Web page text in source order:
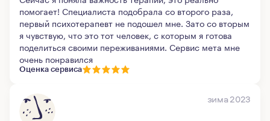
помогает! Специалиста подобрала со второго раза,
первый психотерапевт не подошел мне. Зато со вторым
я чувствую, что это тот человек, с которым я готова
поделиться своими переживаниями. Сервис мета мне
очень понравился
Оценка сервиса
зима 2023